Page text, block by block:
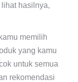
hasilnya,
memilih
yang kamu
untuk semua
rekomendasi